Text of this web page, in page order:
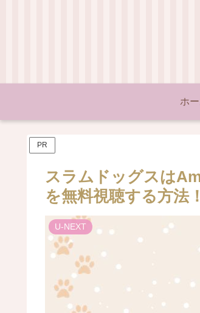
ホ
PR
スラムドッグスは
を無料視聴する方法！
U-NEXT